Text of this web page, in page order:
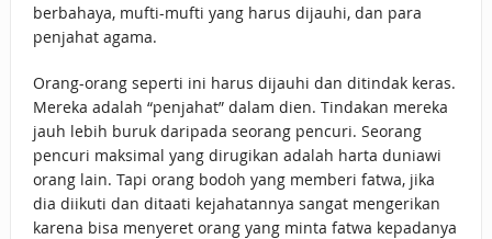
berbahaya, mufti-mufti yang harus dijauhi, dan para
penjahat agama.
Orang-orang seperti ini harus dijauhi dan ditindak keras.
Mereka adalah “penjahat” dalam dien. Tindakan mereka
jauh lebih buruk daripada seorang pencuri. Seorang
pencuri maksimal yang dirugikan adalah harta duniawi
orang lain. Tapi orang bodoh yang memberi fatwa, jika
dia diikuti dan ditaati kejahatannya sangat mengerikan
karena bisa menyeret orang yang minta fatwa kepadanya